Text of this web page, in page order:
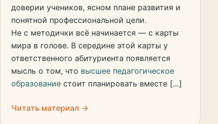
доверии учеников, ясном плане развития и
понятной профессиональной цели.
Не с методички всё начинается — с карты
мира в голове. В середине этой карты у
ответственного абитуриента появляется
мысль о том, что высшее педагогическое
образование стоит планировать вместе […]
Читать материал →